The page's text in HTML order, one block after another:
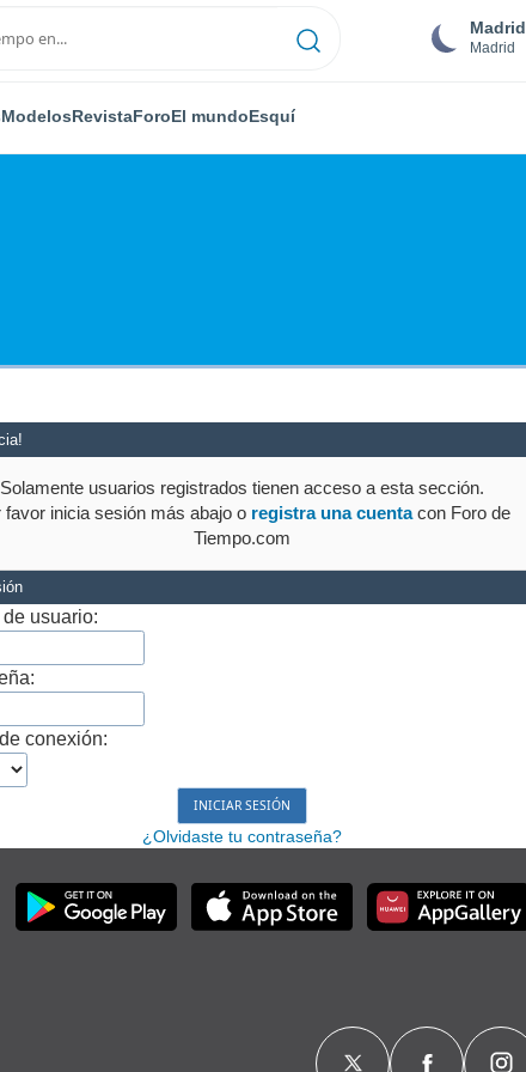
Madrid
Madrid
ModelosRevistaForoEl mundoEsquí
Solamente usuarios registrados tienen acceso a esta sección.
favor inicia sesión más abajo o registra una cuentacon Foro de
Tiempo.com
usuario:
conexión:
¿Olvidaste tu contraseña?